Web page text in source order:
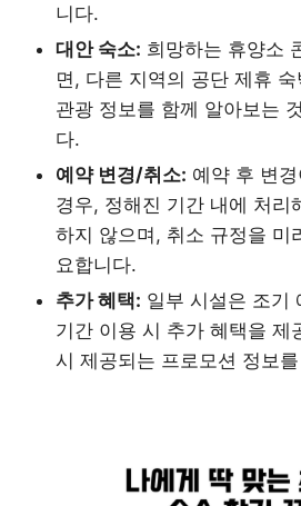
니다.
대안 숙소: 희망하는 휴양소
면, 다른 지역의 공단 제휴
관광 정보를 함께 알아보는
다.
예약 변경/취소: 예약 후 변
경우, 정해진 기간 내에 처리
하지 않으며, 취소 규정을 미
요합니다.
추가 혜택: 일부 시설은 조기
기간 이용 시 추가 혜택을 제
시 제공되는 프로모션 정보